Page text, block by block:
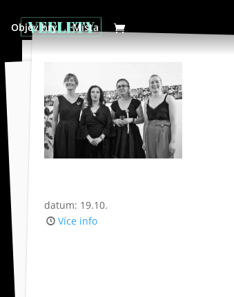
Objev hry Místa
datum: 19.10.
Více info